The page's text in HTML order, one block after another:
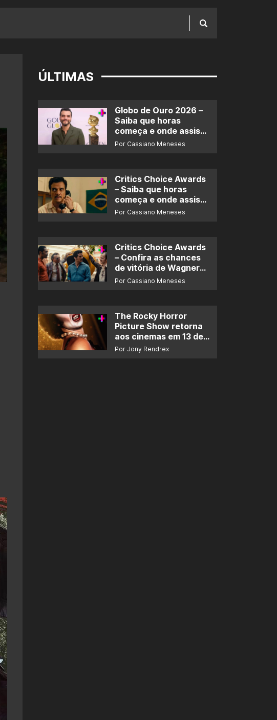
ÚLTIMAS
Globo de Ouro 2026 –
Saiba que horas
começa e onde assistir
ao prêmio
Por Cassiano Meneses
Critics Choice Awards
– Saiba que horas
começa e onde assistir
ao prêmio
Por Cassiano Meneses
Critics Choice Awards
– Confira as chances
de vitória de Wagner
Moura e de ‘O Agente
Por Cassiano Meneses
The Rocky Horror
Picture Show retorna
aos cinemas em 13 de
novembro
Por Jony Rendrex